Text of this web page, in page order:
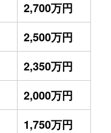
2,700万円
2,500万円
2,350万円
2,000万円
1,750万円